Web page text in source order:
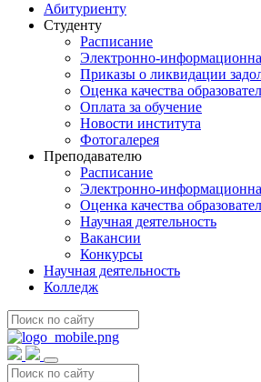
Абитуриенту
Студенту
Расписание
Электронно-
Приказы о ликвидации
Оценка качества
Оплата за обучение
Новости института
Фотогалерея
Преподавателю
Расписание
Электронно-
Оценка качества
Научная деятельность
Вакансии
Конкурсы
Научная деятельность
Колледж